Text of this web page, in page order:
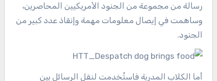
رسالة من مجموعة من الجنود الأمريكيين المحاصرين،
وساهمت في إيصال معلومات مهمة وإنقاذ عدد كبير من
الجنود.
أما الكلاب المدربة فاستُخدمت لنقل الرسائل بين